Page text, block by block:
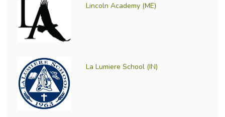
Lincoln Academy (ME)
La Lumiere School (IN)